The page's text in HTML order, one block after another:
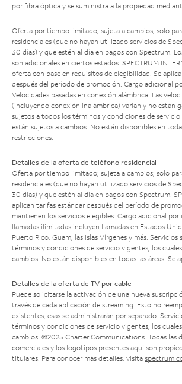
por fibra óptica y se suministra a la propiedad
Oferta por tiempo limitado; sujeta a cambios; solo
residenciales (que no hayan utilizado servicios de
30 días) y que estén al día en pagos con Spectrum.
son adicionales en ciertos estados. SPECTRUM
oferta con base en requisitos de elegibilidad. Se
después del período de promoción. Cargo adicional
Velocidades basadas en conexión alámbrica. Las
(incluyendo conexión inalámbrica) varían y no están
sujetos a todos los términos y condiciones de
están sujetos a cambios. No están disponibles en
restricciones.
Detalles de la oferta de teléfono residencial
Oferta por tiempo limitado; sujeta a cambios; solo
residenciales (que no hayan utilizado servicios de
30 días) y que estén al día en pagos con Spectrum.
aplican tarifas estándar después del período de
mantienen los servicios elegibles. Cargo adicional por
llamadas ilimitadas incluyen llamadas en Estados
Puerto Rico, Guam, las Islas Vírgenes y más.
términos y condiciones de servicio vigentes, los
cambios. No están disponibles en todas las áreas. Se
Detalles de la oferta de TV por cable
Puede solicitarse la activación de una nueva
través de cada aplicación de streaming. Esto no
existentes; esas se administrarán por separado.
términos y condiciones de servicio vigentes, los
cambios. ©2025 Charter Communications. Todas las
comerciales y los logotipos presentes aquí son
titulares. Para conocer más detalles, visita